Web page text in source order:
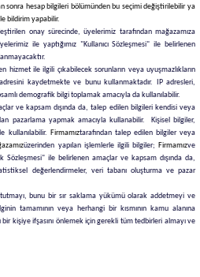
sonra hesap bilgileri bölümünden bu seçimi değiştirilebilir ya
bildirim yapabilir.
onay sürecinde, üyelerimiz tarafından mağazamıza
ile yaptığımız "Kullanıcı Sözleşmesi" ile belirlenen
hizmet ile ilgili çıkabilecek sorunların veya uyuşmazlıkların
kaydetmekte ve bunu kullanmaktadır. IP adresleri,
demografik bilgi toplamak amacıyla da kullanılabilir.
ve kapsam dışında da, talep edilen bilgileri kendisi veya
pazarlama yapmak amacıyla kullanabilir. Kişisel bilgiler,
kullanılabilir. Firmamıztarafından talep edilen bilgiler veya
üzerinden yapılan işlemlerle ilgili bilgiler; Firmamızve
Sözleşmesi" ile belirlenen amaçlar ve kapsam dışında da,
değerlendirmeler, veri tabanı oluşturma ve pazar
bunu bir sır saklama yükümü olarak addetmeyi ve
tamamının veya herhangi bir kısmının kamu alanına
kişiye ifşasını önlemek için gerekli tüm tedbirleri almayı ve